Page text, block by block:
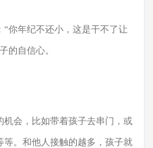
你年纪不还小，这是干不了让
的自信心。
会，比如带着孩子去串门，或
。和他人接触的越多，孩子就